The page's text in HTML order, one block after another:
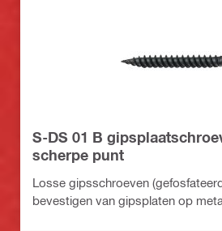
S-DS 01 B
scherpe punt
Losse gipsschroeven
bevestigen van gipsplaten op